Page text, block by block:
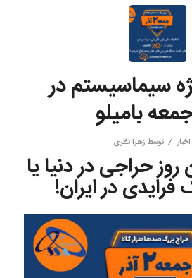
سیماسیستم در
بامیلو
اخبار / توسطزهرا نظری
روز حراجی در دنیا یا
در ایران!